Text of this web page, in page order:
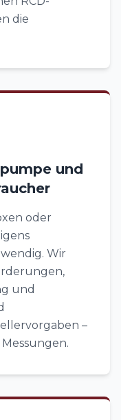
die
und
oder
Wir
und
–